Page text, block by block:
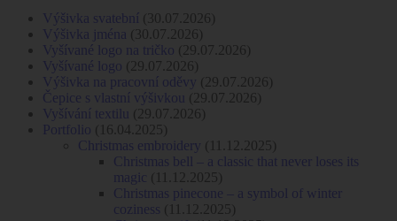
Výšivka svatební
(30.07.2026)
Výšivka jména (30.07.2026)
Vyšívané logo na tričko (29.07.2026)
Vyšívané logo (29.07.2026)
Výšivka na pracovní oděvy (29.07.2026)
Čepice s vlastní výšivkou
(29.07.2026)
Vyšívání textilu
(29.07.2026)
Portfolio (16.04.2025)
Christmas embroidery (11.12.2025)
Christmas bell – a classic that never loses its
magic (11.12.2025)
Christmas pinecone – a symbol of winter
coziness (11.12.2025)